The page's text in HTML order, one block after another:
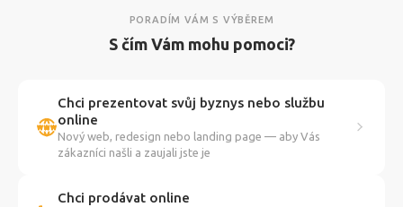
PORADÍM VÁM S VÝBĚREM
S čím Vám mohu pomoci?
Chci prezentovat svůj byznys nebo službu
online
Nový web, redesign nebo landing page — aby Vás
zákazníci našli a zaujali jste je
Chci prodávat online